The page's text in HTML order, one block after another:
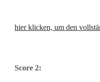
hier klicken, um den
Score 2: